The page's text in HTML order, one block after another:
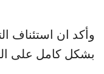
وأكد ان استئناف
بشكل كامل على